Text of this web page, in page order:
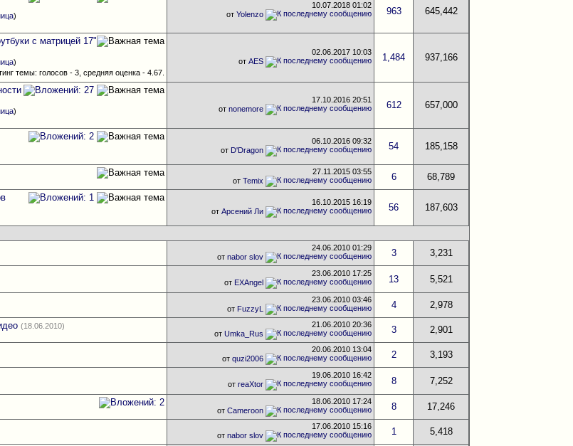
)
10.07.201801:02
отYolenzo 963 645,442
с матрицей 17"
)
02.06.2017 10:03
отAES 1,484 937,166
)
17.10.201620:51
отnonemore 612 657,000
06.10.201609:32
от D'Dragon 54 185,158
27.11.201503:55
отTemix 6
68,789
16.10.2015 16:19
отАрсений Ли 56 187,603
24.06.201001:29
отnabor slov 3 3,231
23.06.2010 17:25
от EXAngel 13
5,521
23.06.201003:46
от FuzzyL 4
2,978
(18.06.2010)
21.06.201020:36
отUmka_Rus 3
2,901
20.06.2010 13:04
отquzi2006 2 3,193
19.06.2010 16:42
отreaXtor 8
7,252
18.06.2010 17:24
отCameroon 8
17,246
17.06.2010 15:16
отnabor slov 1
5,418